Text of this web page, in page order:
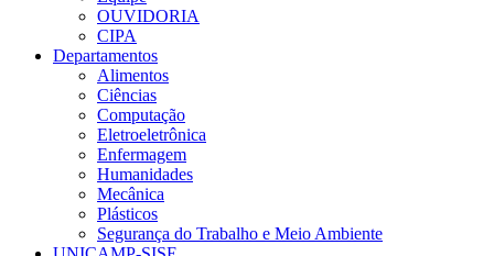
OUVIDORIA
CIPA
Departamentos
Alimentos
Ciências
Computação
Eletroeletrônica
Enfermagem
Humanidades
Mecânica
Plásticos
Segurança do Trabalho e Meio Ambiente